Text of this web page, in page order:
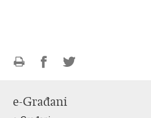
FacebookuTwitteru
e-Građani